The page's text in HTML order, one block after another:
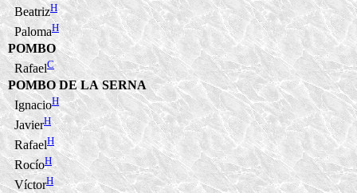
BeatrizH
PalomaH
POMBO
RafaelC
POMBO DE LA SERNA
IgnacioH
JavierH
RafaelH
RocíoH
VíctorH